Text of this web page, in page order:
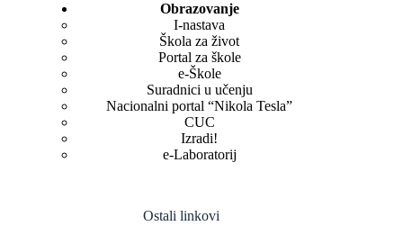
Obrazovanje
I-nastava
Škola za život
Portal za škole
e-Škole
Suradnici u učenju
Nacionalni portal “Nikola Tesla”
CUC
Izradi!
e-Laboratorij
Ostali linkovi